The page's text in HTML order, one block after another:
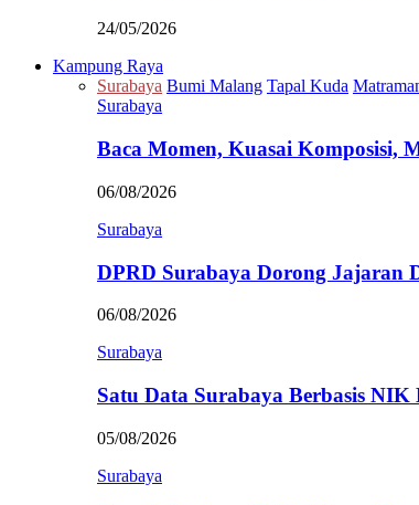
24/05/2026
Kampung Raya
Surabaya Bumi Malang Tapal Kuda
Surabaya
Baca Momen, Kuasai Komposisi,
06/08/2026
Surabaya
DPRD Surabaya Dorong Jajaran
06/08/2026
Surabaya
Satu Data Surabaya Berbasis
05/08/2026
Surabaya